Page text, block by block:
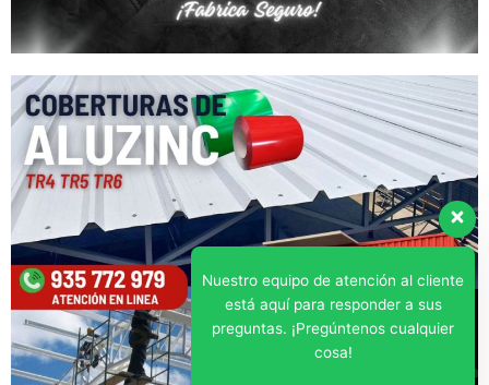
Nuestro equipo de atención al cliente
está aquí para responder a sus
preguntas. ¡Pregúntenos cualquier
cosa!